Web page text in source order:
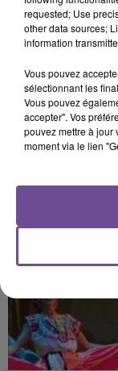
PRÈS
requested; Use
other data sources;
information
Vous pouvez
sélectionnant les
Vous pouvez
accepter". Vos
pouvez mettre à jour
moment via le lien